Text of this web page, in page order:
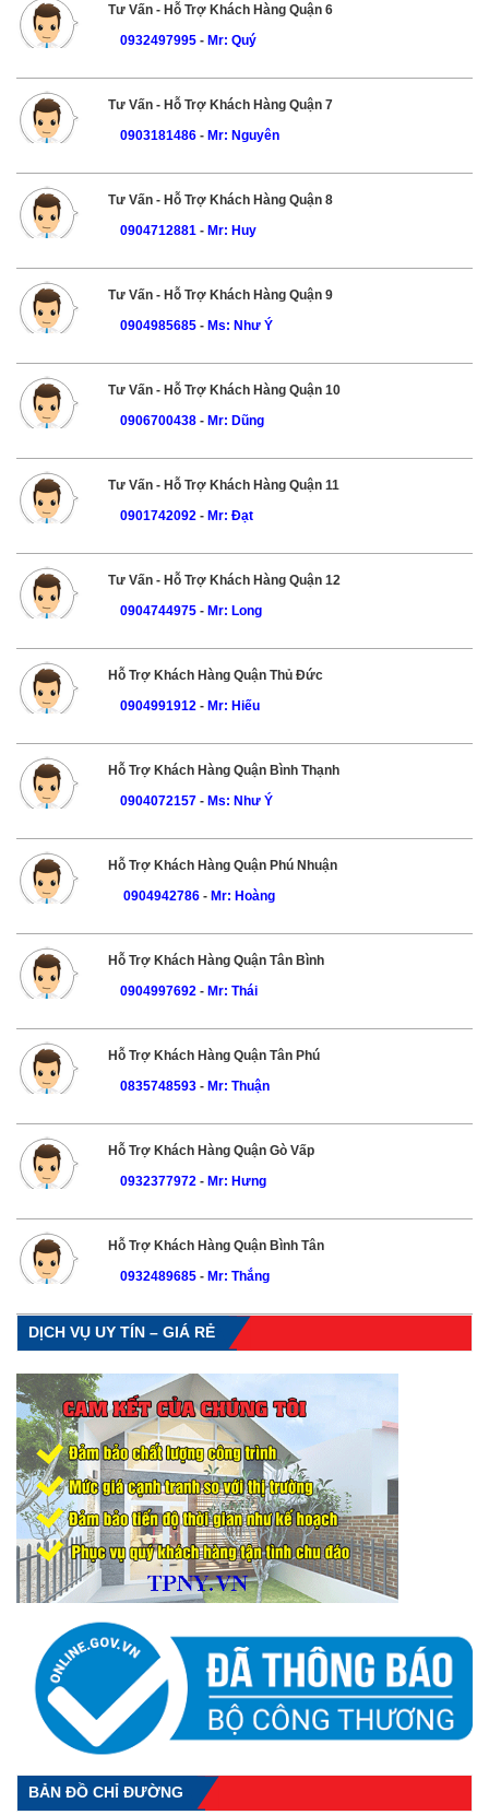
Tư Vấn - Hỗ Trợ Khách Hàng Quận 6
0932497995- Mr: Quý
Tư Vấn - Hỗ Trợ Khách Hàng Quận 7
0903181486- Mr: Nguyên
Tư Vấn - Hỗ Trợ Khách Hàng Quận 8
0904712881- Mr: Huy
Tư Vấn - Hỗ Trợ Khách Hàng Quận 9
0904985685- Ms: Như Ý
Tư Vấn - Hỗ Trợ Khách Hàng Quận 10
0906700438- Mr: Dũng
Tư Vấn - Hỗ Trợ Khách Hàng Quận 11
0901742092- Mr: Đạt
Tư Vấn - Hỗ Trợ Khách Hàng Quận 12
0904744975- Mr: Long
Hỗ Trợ Khách Hàng Quận Thủ Đức
0904991912- Mr: Hiếu
Hỗ Trợ Khách Hàng Quận Bình Thạnh
0904072157- Ms: Như Ý
Hỗ Trợ Khách Hàng Quận Phú Nhuận
0904942786- Mr: Hoàng
Hỗ Trợ Khách Hàng Quận Tân Bình
0904997692- Mr: Thái
Hỗ Trợ Khách Hàng Quận Tân Phú
0835748593- Mr: Thuận
Hỗ Trợ Khách Hàng Quận Gò Vấp
0932377972- Mr: Hưng
Hỗ Trợ Khách Hàng Quận Bình Tân
0932489685- Mr: Thắng
DỊCH VỤ UY TÍN – GIÁ RẺ
BẢN ĐỒ CHỈ ĐƯỜNG